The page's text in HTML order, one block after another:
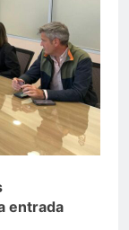
éxito
y el
del
renuevan
para
Ojo si vas
y música
entrada